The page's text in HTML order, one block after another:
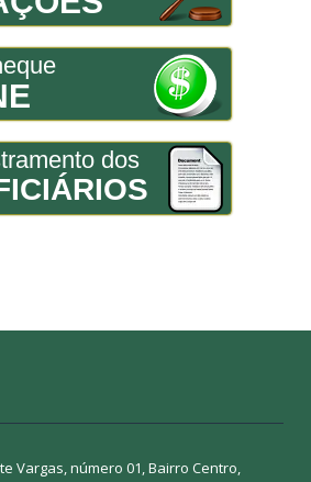
dos
Vargas, número 01, Bairro Centro,